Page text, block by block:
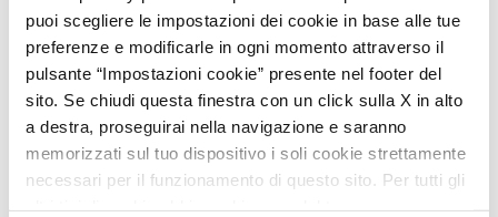
puoi scegliere le impostazioni dei cookie in base alle tue
preferenze e modificarle in ogni momento attraverso il
pulsante “Impostazioni cookie” presente nel footer del
sito. Se chiudi questa finestra con un click sulla X in alto
a destra, proseguirai nella navigazione e saranno
memorizzati sul tuo dispositivo i soli cookie strettamente
necessari per il funzionamento di questo sito. Per tutti gli
Verifica disponibilità open_in_new
Raggiungi il sito dell'organizzatore